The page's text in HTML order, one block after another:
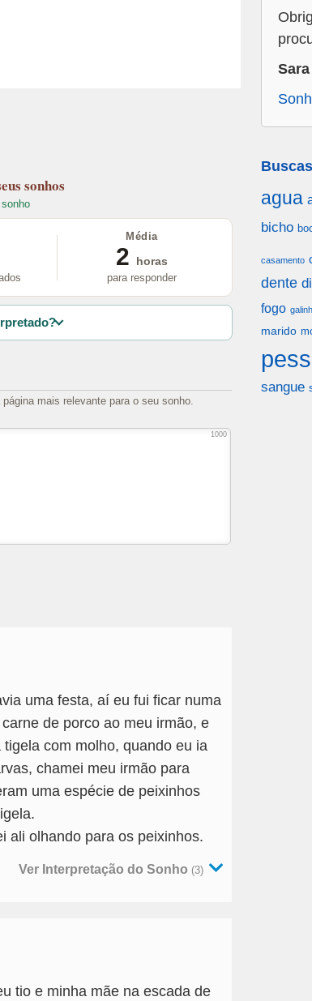
sonhos
Média
2
horas
para responder
mais relevante para o seu sonho.
1000
uma festa, aí eu fui ficar numa
de porco ao meu irmão, e
com molho, quando eu ia
chamei meu irmão para
uma espécie de peixinhos
ali olhando para os peixinhos.
Ver Interpretação do Sonho (3)
tio e minha mãe na escada de
Sara
agua
bicho
casamento
dente
fogo
marido
sangue